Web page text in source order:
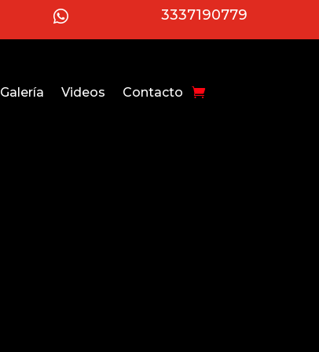
 3337190779
Galería Videos Contacto